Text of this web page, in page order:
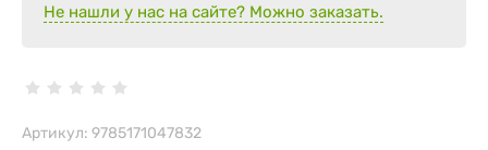
Не нашли у нас на сайте? Можно заказать.
Артикул: 9785171047832